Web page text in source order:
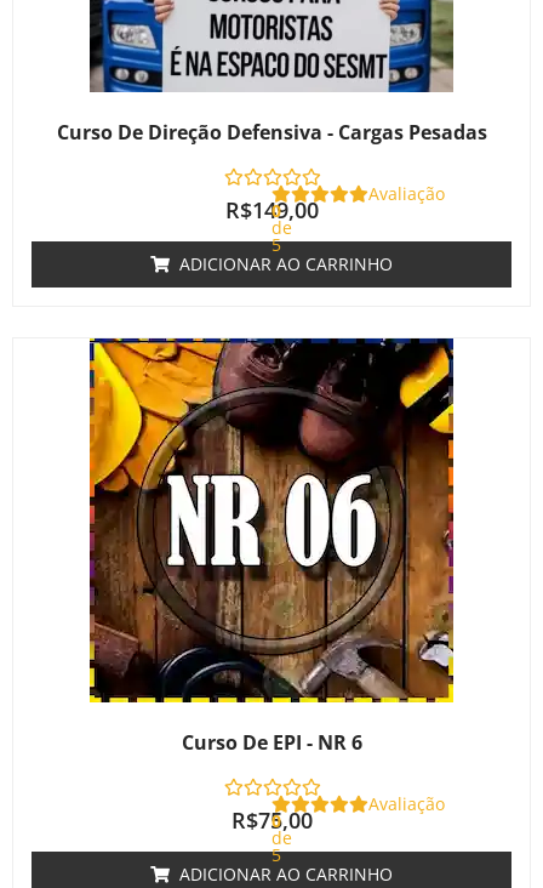
Curso De Direção Defensiva - Cargas Pesadas
Avaliação
0
de
5
R$149,00
ADICIONAR AO CARRINHO
Curso De EPI - NR 6
Avaliação
0
de
5
R$75,00
ADICIONAR AO CARRINHO